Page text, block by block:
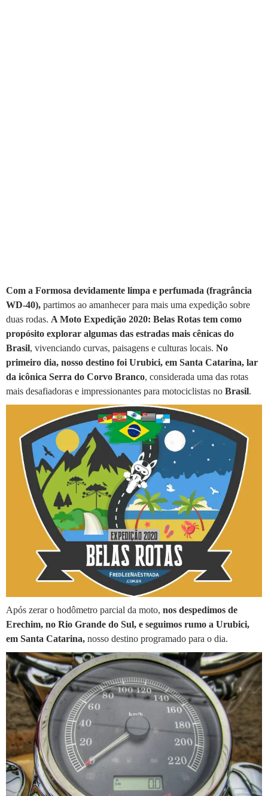
Com a Formosa devidamente limpa e perfumada (fragrância
WD-40), partimos ao amanhecer para mais uma expedição sobre
duas rodas. A Moto Expedição 2020: Belas Rotas tem como
propósito explorar algumas das estradas mais cênicas do
Brasil, vivenciando curvas, paisagens e culturas locais. No
primeiro dia, nosso destino foi Urubici, em Santa Catarina, lar
da icônica Serra do Corvo Branco, considerada uma das rotas
mais desafiadoras e impressionantes para motociclistas no Brasil.
Após zerar o hodômetro parcial da moto, nos despedimos de
Erechim, no Rio Grande do Sul, e seguimos rumo a Urubici,
em Santa Catarina, nosso destino programado para o dia.